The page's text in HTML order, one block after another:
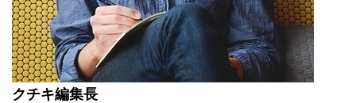
クチキ編集長